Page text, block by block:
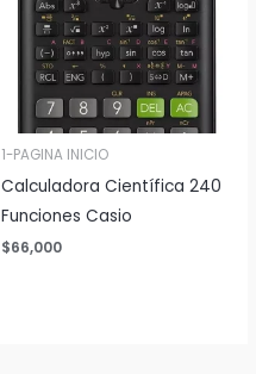
1-PAGINA INICIO
Calculadora Científica 240
Funciones Casio
$66,000